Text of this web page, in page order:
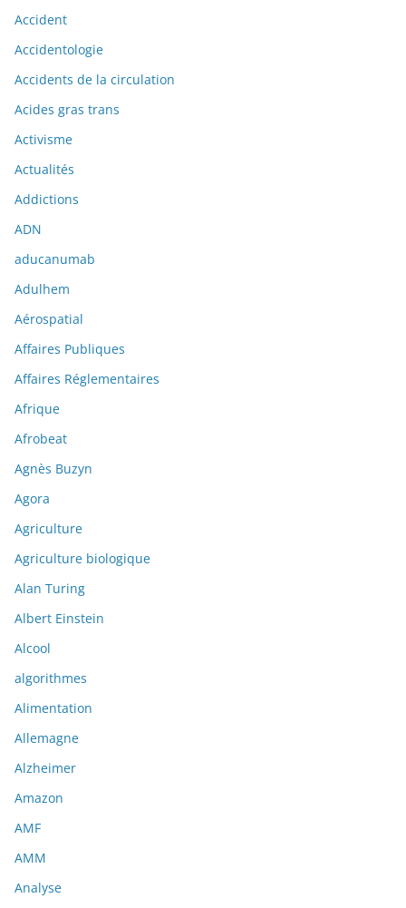
Accident
Accidentologie
Accidents de la circulation
Acides gras trans
Activisme
Actualités
Addictions
ADN
aducanumab
Adulhem
Aérospatial
Affaires Publiques
Affaires Réglementaires
Afrique
Afrobeat
Agnès Buzyn
Agora
Agriculture
Agriculture biologique
Alan Turing
Albert Einstein
Alcool
algorithmes
Alimentation
Allemagne
Alzheimer
Amazon
AMF
AMM
Analyse